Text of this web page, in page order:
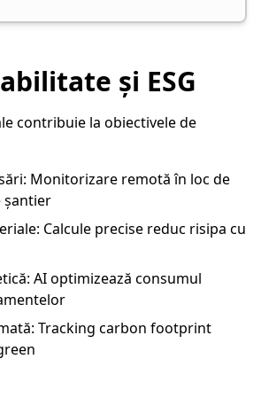
și ESG
contribuie la obiectivele de
Monitorizare remotă în loc de
șantier
Calcule precise reduc risipa cu
AI optimizează consumul
Tracking carbon footprint